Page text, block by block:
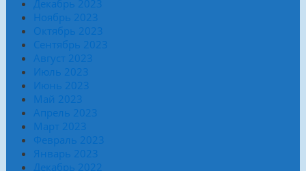
Декабрь 2023
Ноябрь 2023
Октябрь 2023
Сентябрь 2023
Август 2023
Июль 2023
Июнь 2023
Май 2023
Апрель 2023
Март 2023
Февраль 2023
Январь 2023
Декабрь 2022